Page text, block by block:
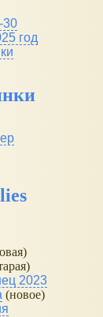
30
год
2023
(новое)